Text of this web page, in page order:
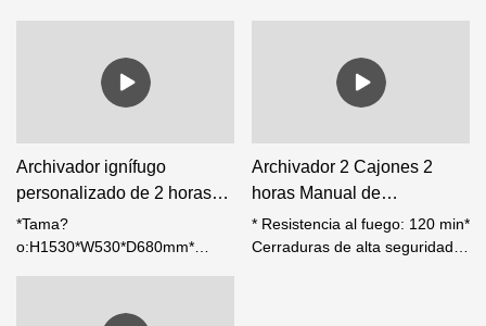
Archivador ignífugo
personalizado de 2 horas
FC-4 Fabricante-Foshan
Weierxin Safe
*Tama?
o:H1530*W530*D680mm*
electrónica de dígitos con LCD*
Archivador 2 Cajones 2
horas Manual de
Resistencia al Fuego&
Bloqueo de teclas
* Resistencia al fuego: 120 min*
Cerraduras de alta seguridad